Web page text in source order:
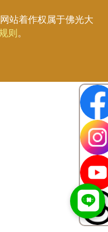
站着作权属于佛光大
则。